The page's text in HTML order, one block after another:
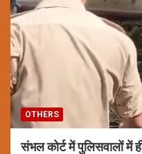
OTHERS
संभल कोर्ट में पुलिसवालों में